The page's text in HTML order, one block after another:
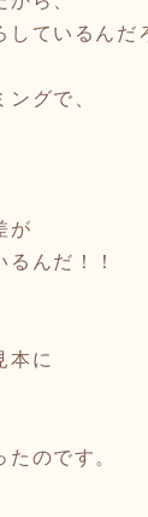
しているんだ
グで、
が
んだ！！
本に
のです。